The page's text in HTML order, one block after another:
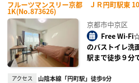
フルーツマンスリー京都 ＪＲ円町駅東
1K(No.873626)
京都市中京区
Free Wi-
のバストイレ洗
駅まで徒歩９分
アクセス 山陰本線「円町駅」徒歩9分